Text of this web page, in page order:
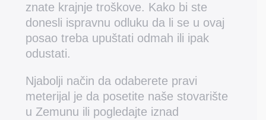
znate krajnje troškove. Kako bi ste
donesli ispravnu odluku da li se u ovaj
posao treba upuštati odmah ili ipak
odustati.
Njabolji način da odaberete pravi
meterijal je da posetite naše stovarište
u Zemunu ili pogledajte iznad